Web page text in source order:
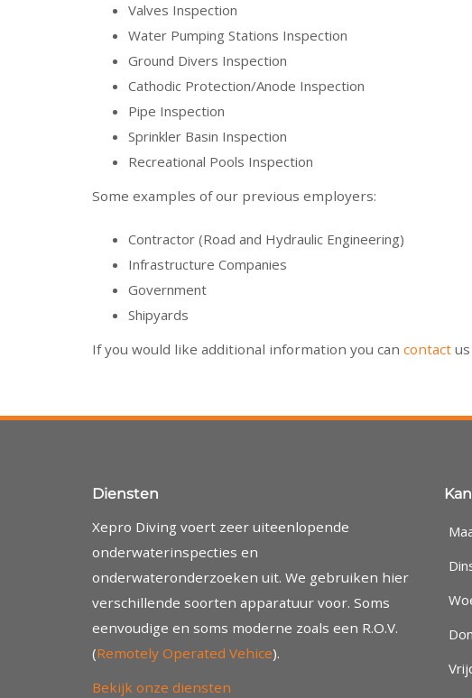
Valves Inspection
Water Pumping Stations Inspection
Ground Divers Inspection
Cathodic Protection/Anode Inspection
Pipe Inspection
Sprinkler Basin Inspection
Recreational Pools Inspection
Some examples of our previous employers:
Contractor (Road and Hydraulic Engineering)
Infrastructure Companies
Government
Shipyards
If you would like additional information you can contact
Diensten
Xepro Diving voert zeer uiteenlopende
onderwaterinspecties en
onderwateronderzoeken uit. We gebruiken hier
verschillende soorten apparatuur voor. Soms
eenvoudige en soms moderne zoals een R.O.V.
(Remotely Operated Vehice).
Bekijk onze diensten